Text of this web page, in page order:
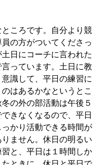
ころです。自分より競
の方がついてくださっ
日にコーチに言われた
っています。土日に教
識して、平日の練習に
はあるかなというとこ
の外の部活動は午後５
きなくなるので、平日
かり活動できる時間が
ません。休日の明るい
と、平日は１時間しか